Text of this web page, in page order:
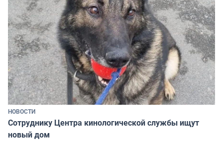
НОВОСТИ
Сотруднику Центра кинологической службы ищут
новый дом